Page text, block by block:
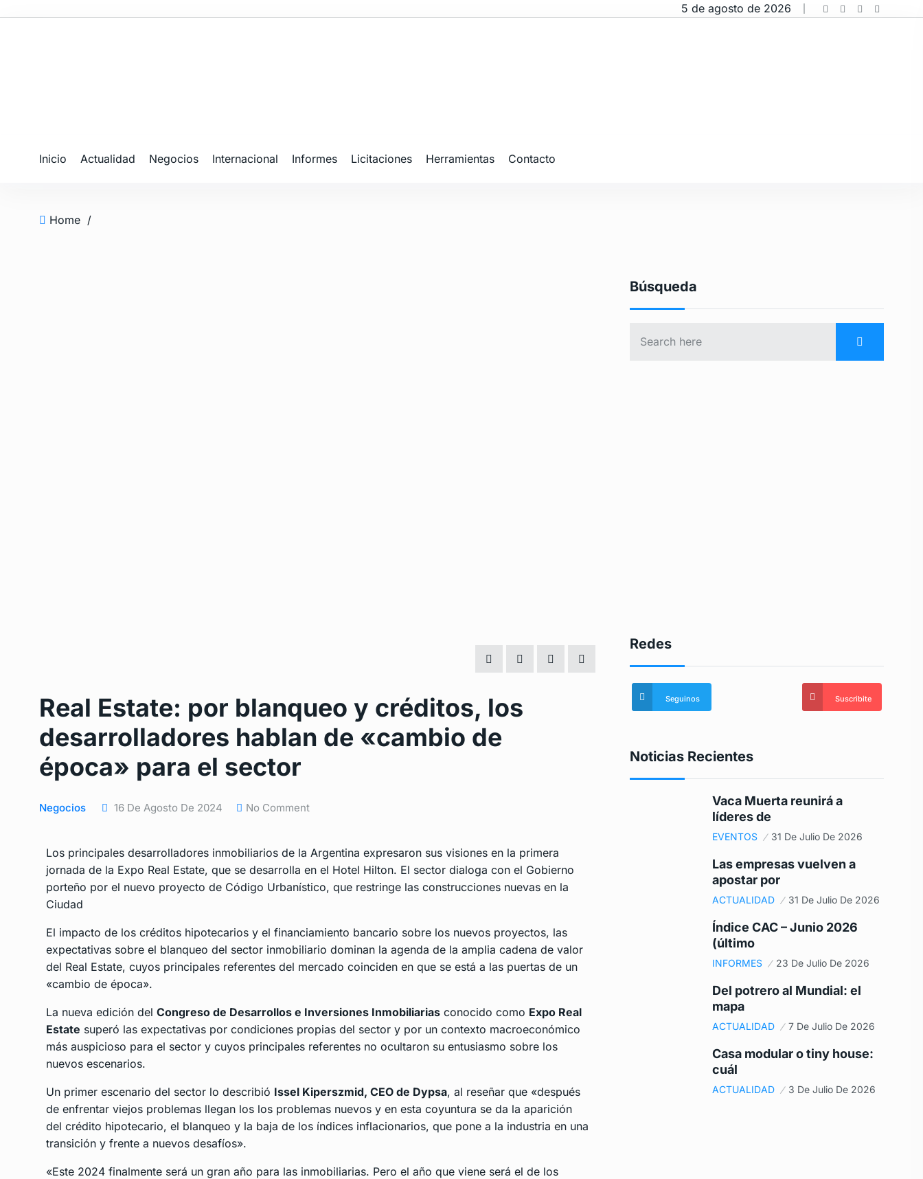
5 de agosto de 2026
Inicio Actualidad Negocios Internacional Informes Licitaciones Herramientas Contacto
Home /
Real Estate: por blanqueo y créditos, los
desarrolladores hablan de «cambio de
época» para el sector
Negocios 16 De Agosto De 2024 No Comment
Los principales desarrolladores inmobiliarios de la Argentina expresaron sus visiones en la primera
jornada de la Expo Real Estate, que se desarrolla en el Hotel Hilton. El sector dialoga con el Gobierno
porteño por el nuevo proyecto de Código Urbanístico, que restringe las construcciones nuevas en la
Ciudad
El impacto de los créditos hipotecarios y el financiamiento bancario sobre los nuevos proyectos, las
expectativas sobre el blanqueo del sector inmobiliario dominan la agenda de la amplia cadena de valor
del Real Estate, cuyos principales referentes del mercado coinciden en que se está a las puertas de un
«cambio de época».
La nueva edición del Congreso de Desarrollos e Inversiones Inmobiliarias conocido como Expo Real
Estate superó las expectativas por condiciones propias del sector y por un contexto macroeconómico
más auspicioso para el sector y cuyos principales referentes no ocultaron su entusiasmo sobre los
nuevos escenarios.
Un primer escenario del sector lo describió Issel Kiperszmid, CEO de Dypsa, al reseñar que «después
de enfrentar viejos problemas llegan los los problemas nuevos y en esta coyuntura se da la aparición
del crédito hipotecario, el blanqueo y la baja de los índices inflacionarios, que pone a la industria en una
transición y frente a nuevos desafíos».
«Este 2024 finalmente será un gran año para las inmobiliarias. Pero el año que viene será el de los
Búsqueda
Redes
Seguinos Suscribite
Noticias Recientes
Vaca Muerta reunirá a
líderes de
EVENTOS 31 De Julio De 2026
Las empresas vuelven a
apostar por
ACTUALIDAD 31 De Julio De 2026
Índice CAC – Junio 2026
(último
INFORMES 23 De Julio De 2026
Del potrero al Mundial: el
mapa
ACTUALIDAD 7 De Julio De 2026
Casa modular o tiny house:
cuál
ACTUALIDAD 3 De Julio De 2026